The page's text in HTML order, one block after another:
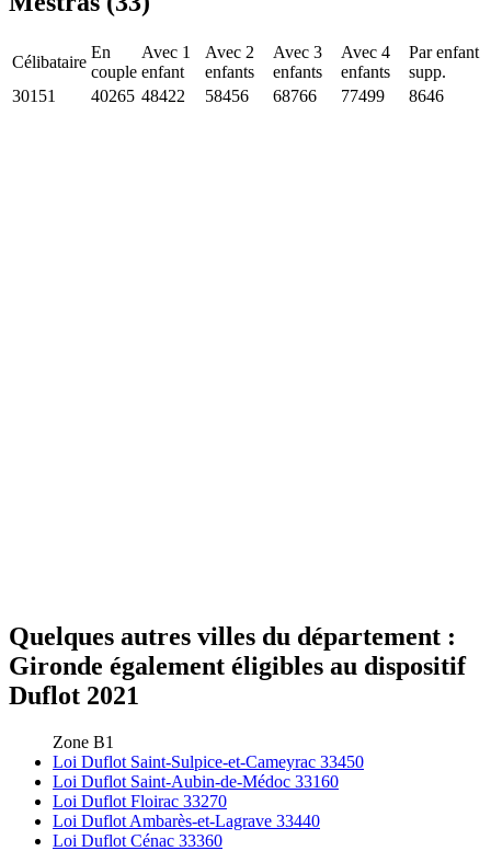
Célibataire
En
couple
Avec 1
enfant
Avec 2
enfants
Avec 3
enfants
Avec 4
enfants
Par enfant
supp.
30151
40265 48422 58456 68766 77499 8646
Quelques autres villes du département :
Gironde également éligibles au dispositif
Duflot 2021
Zone B1
Loi Duflot Saint-Sulpice-et-Cameyrac 33450
Loi Duflot Saint-Aubin-de-Médoc 33160
Loi Duflot Floirac 33270
Loi Duflot Ambarès-et-Lagrave 33440
Loi Duflot Cénac 33360